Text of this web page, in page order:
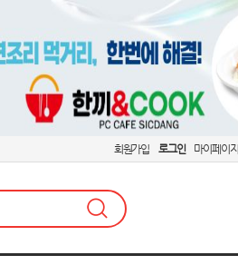
회원가입 로그인 마이페이지